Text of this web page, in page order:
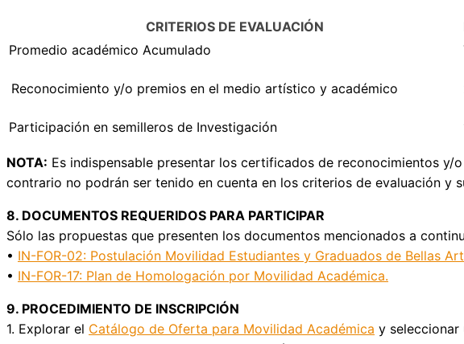
CRITERIOS DE EVALUACIÓN
Promedio académico Acumulado
Reconocimiento y/o premios en el medio artístico y académico
Participación en semilleros de Investigación
NOTA: Es indispensable presentar los certificados de reconocimientos
contrario no podrán ser tenido en cuenta en los criterios de evaluación y
8. DOCUMENTOS REQUERIDOS PARA PARTICIPAR
Sólo las propuestas que presenten los documentos mencionados a
• IN-FOR-02: Postulación Movilidad Estudiantes y Graduados de Bellas
• IN-FOR-17: Plan de Homologación por Movilidad Académica.
9. PROCEDIMIENTO DE INSCRIPCIÓN
1. Explorar el Catálogo de Oferta para Movilidad Académica y seleccionar